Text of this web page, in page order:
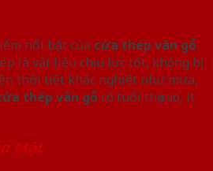
nổi bật của cửa thép vân gỗ
là vật liệu chịu lực tốt, không bị
thời tiết khắc nghiệt như mưa,
thép vân gỗ có tuổi thọ cao, ít
Mật